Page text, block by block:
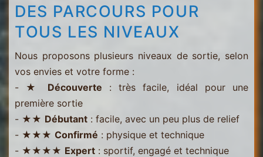
DES PARCOURS POUR
TOUS LES NIVEAUX
Nous proposons plusieurs niveaux de sortie, selon
vos envies et votre forme :
- ★ Découverte : très facile, idéal pour une
première sortie
- ★★ Débutant : facile, avec un peu plus de relief
- ★★★ Confirmé : physique et technique
- ★★★★ Expert : sportif, engagé et technique